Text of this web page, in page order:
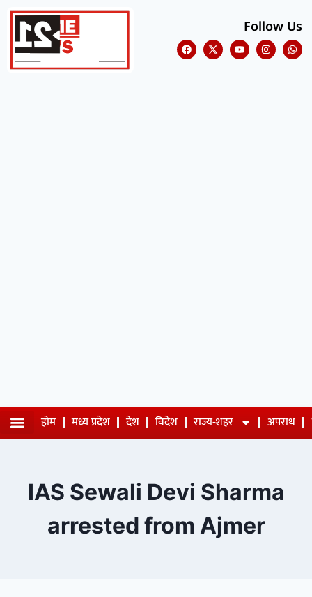
Follow Us
होम मध्य प्रदेश देश विदेश राज्य-शहर अपराध
IAS Sewali Devi Sharma
arrested from Ajmer